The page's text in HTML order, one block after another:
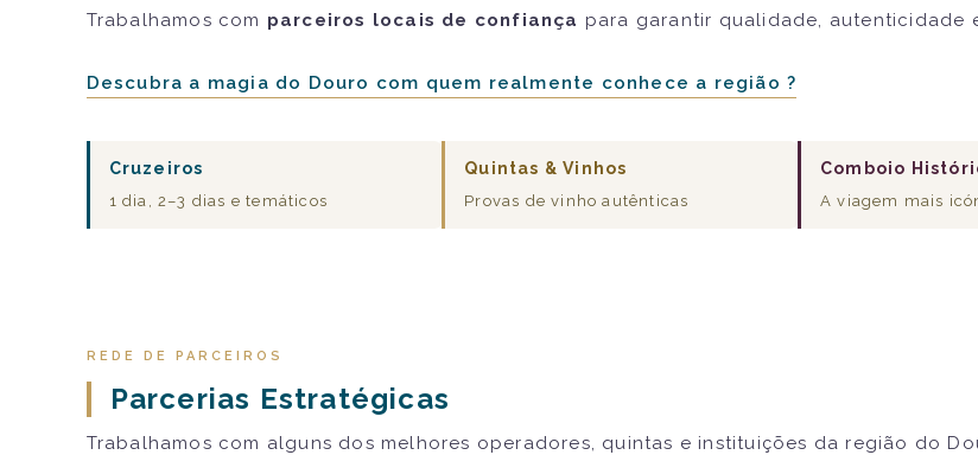
Trabalhamos com parceiros locais de confiança para garantir qualidade, autenticidade
Descubra a magia do Douro com quem realmente conhece a região ?
Cruzeiros
1 dia, 2–3 dias e temáticos
Quintas & Vinhos
Provas de vinho autênticas
Comboio
A viagem mais
REDE DE PARCEIROS
Parcerias Estratégicas
Trabalhamos com alguns dos melhores operadores, quintas e instituições da região do